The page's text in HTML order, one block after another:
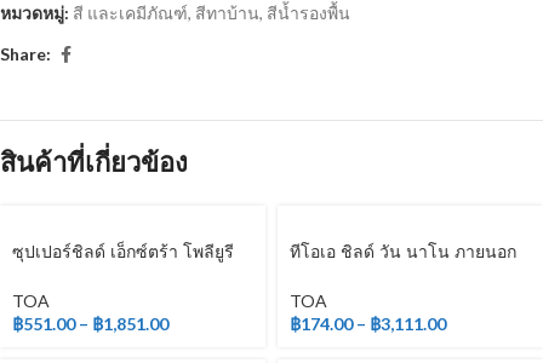
หมวดหมู่: สี และเคมีภัณฑ์, สีทาบ้าน, สีน้ำรองพื้น
Share:
สินค้าที่เกี่ยวข้อง
ซุปเปอร์ชิลด์ เอ็กซ์ตร้า โพลียูรี
TOA
฿551.00 – ฿1,851.00
ทีโอเอ ชิลด์ วัน นาโน ภายนอก
TOA
฿174.00 – ฿3,111.00